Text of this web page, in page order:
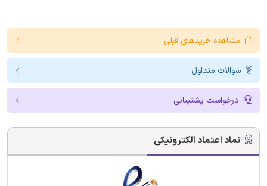
مشاهده خریدهای قبلی
سوالات متداول
درخواست پشتیبانی
نماد اعتماد الکترونیکی